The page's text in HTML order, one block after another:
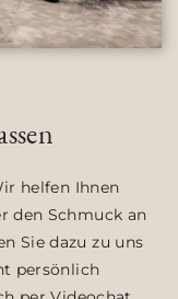
helfen Ihnen
den Schmuck an
Sie dazu zu uns
persönlich